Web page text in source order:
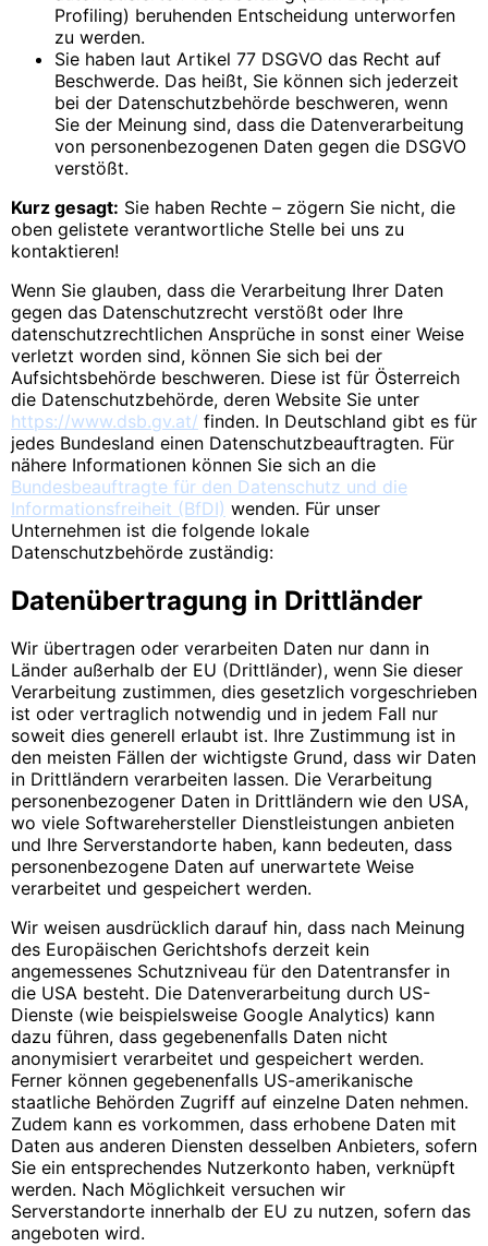
Profiling) beruhenden Entscheidung unterworfen
zu werden.
Sie haben laut Artikel 77 DSGVO das Recht auf
Beschwerde. Das heißt, Sie können sich jederzeit
bei der Datenschutzbehörde beschweren, wenn
Sie der Meinung sind, dass die Datenverarbeitung
von personenbezogenen Daten gegen die DSGVO
verstößt.
Kurz gesagt: Sie haben Rechte – zögern Sie nicht, die
oben gelistete verantwortliche Stelle bei uns zu
kontaktieren!
Wenn Sie glauben, dass die Verarbeitung Ihrer Daten
gegen das Datenschutzrecht verstößt oder Ihre
datenschutzrechtlichen Ansprüche in sonst einer Weise
verletzt worden sind, können Sie sich bei der
Aufsichtsbehörde beschweren. Diese ist für Österreich
die Datenschutzbehörde, deren Website Sie unter
https://www.dsb.gv.at/ finden. In Deutschland gibt es für
jedes Bundesland einen Datenschutzbeauftragten. Für
nähere Informationen können Sie sich an die
Bundesbeauftragte für den Datenschutz und die
Informationsfreiheit (BfDI) wenden. Für unser
Unternehmen ist die folgende lokale
Datenschutzbehörde zuständig:
Datenübertragung in Drittländer
Wir übertragen oder verarbeiten Daten nur dann in
Länder außerhalb der EU (Drittländer), wenn Sie dieser
Verarbeitung zustimmen, dies gesetzlich vorgeschrieben
ist oder vertraglich notwendig und in jedem Fall nur
soweit dies generell erlaubt ist. Ihre Zustimmung ist in
den meisten Fällen der wichtigste Grund, dass wir Daten
in Drittländern verarbeiten lassen. Die Verarbeitung
personenbezogener Daten in Drittländern wie den USA,
wo viele Softwarehersteller Dienstleistungen anbieten
und Ihre Serverstandorte haben, kann bedeuten, dass
personenbezogene Daten auf unerwartete Weise
verarbeitet und gespeichert werden.
Wir weisen ausdrücklich darauf hin, dass nach Meinung
des Europäischen Gerichtshofs derzeit kein
angemessenes Schutzniveau für den Datentransfer in
die USA besteht. Die Datenverarbeitung durch US-
Dienste (wie beispielsweise Google Analytics) kann
dazu führen, dass gegebenenfalls Daten nicht
anonymisiert verarbeitet und gespeichert werden.
Ferner können gegebenenfalls US-amerikanische
staatliche Behörden Zugriff auf einzelne Daten nehmen.
Zudem kann es vorkommen, dass erhobene Daten mit
Daten aus anderen Diensten desselben Anbieters, sofern
Sie ein entsprechendes Nutzerkonto haben, verknüpft
werden. Nach Möglichkeit versuchen wir
Serverstandorte innerhalb der EU zu nutzen, sofern das
angeboten wird.